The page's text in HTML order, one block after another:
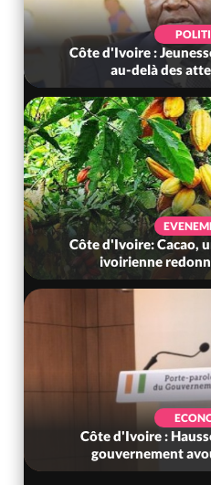
Côte d'Ivoire :
au-delà des
Côte d'Ivoire: Cacao,
ivoirienne
Côte d'Ivoire :
gouvernement